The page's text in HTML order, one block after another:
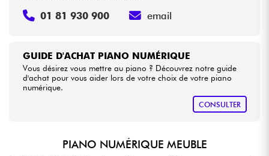
GUIDE D'ACHAT PIANO NUMÉRIQUE
Vous désirez vous mettre au piano ? Découvrez notre guide
d'achat pour vous aider lors de votre choix de votre piano
numérique.
CONSULTER
01 81 930 900 email
PIANO NUMÉRIQUE MEUBLE